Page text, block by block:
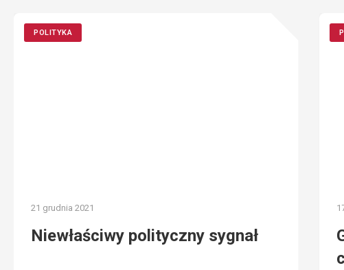
POLITYKA
21 grudnia 2021
Niewłaściwy polityczny sygnał